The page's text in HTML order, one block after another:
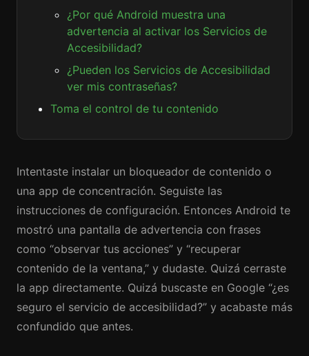
¿Por qué Android muestra una
advertencia al activar los Servicios de
Accesibilidad?
¿Pueden los Servicios de Accesibilidad
ver mis contraseñas?
Toma el control de tu contenido
Intentaste instalar un bloqueador de contenido o
una app de concentración. Seguiste las
instrucciones de configuración. Entonces Android te
mostró una pantalla de advertencia con frases
como “observar tus acciones” y “recuperar
contenido de la ventana,” y dudaste. Quizá cerraste
la app directamente. Quizá buscaste en Google “¿es
seguro el servicio de accesibilidad?” y acabaste más
confundido que antes.